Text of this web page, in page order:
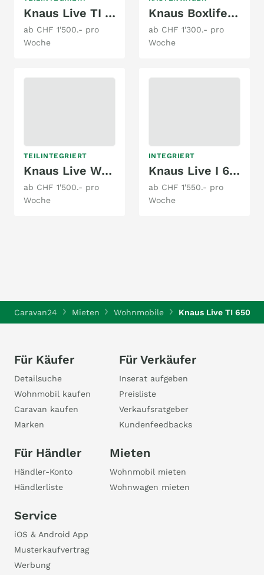
Knaus Live TI 650 MF Platinum Selection
ab CHF 1'500.- pro
Woche
Knaus Boxlife 600 MQ Platinum Selection / AD
ab CHF 1'300.- pro
Woche
TEILINTEGRIERT
Knaus Live Wave 700 LX Platinum Selection
ab CHF 1'500.- pro
Woche
INTEGRIERT
Knaus Live I 650 MEG
ab CHF 1'550.- pro
Woche
Caravan24 Mieten Wohnmobile Knaus Live TI 650
Für Käufer
Detailsuche
Wohnmobil kaufen
Caravan kaufen
Marken
Für Verkäufer
Inserat aufgeben
Preisliste
Verkaufsratgeber
Kundenfeedbacks
Für Händler
Händler-Konto
Händlerliste
Mieten
Wohnmobil mieten
Wohnwagen mieten
Service
iOS & Android App
Musterkaufvertrag
Werbung